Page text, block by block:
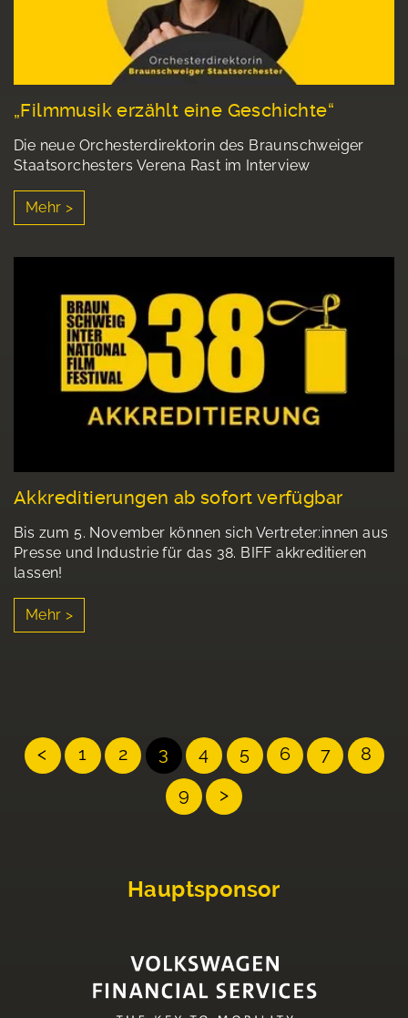
„Filmmusik erzählt eine Geschichte“
Die neue Orchesterdirektorin des Braunschweiger
Staatsorchesters Verena Rast im Interview
Mehr >
Akkreditierungen ab sofort verfügbar
Bis zum 5. November können sich Vertreter:innen aus
Presse und Industrie für das 38. BIFF akkreditieren
lassen!
Mehr >
< 1 2 3 4 5 6 7
8
9
>
Hauptsponsor